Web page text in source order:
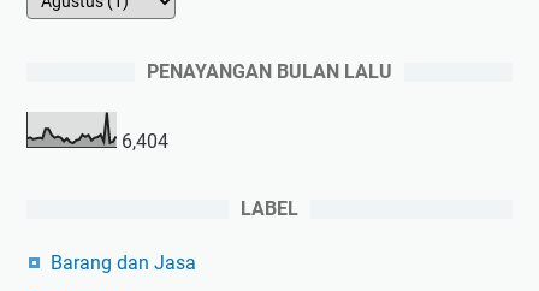
PENAYANGAN BULAN LALU
6,404
LABEL
Barang dan Jasa